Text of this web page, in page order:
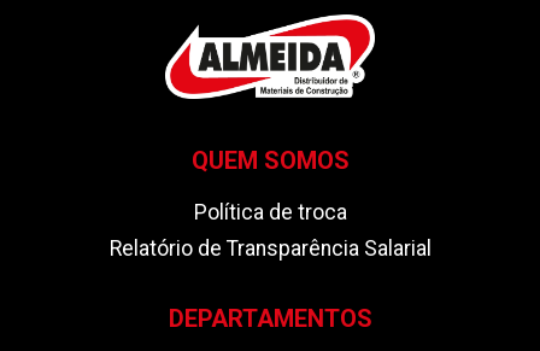
QUEM SOMOS
Política de troca
Relatório de Transparência Salarial
DEPARTAMENTOS